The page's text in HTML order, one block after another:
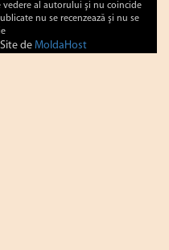
al autorului şi nu coincide
nu se recenzează şi nu se
deMoldaHost